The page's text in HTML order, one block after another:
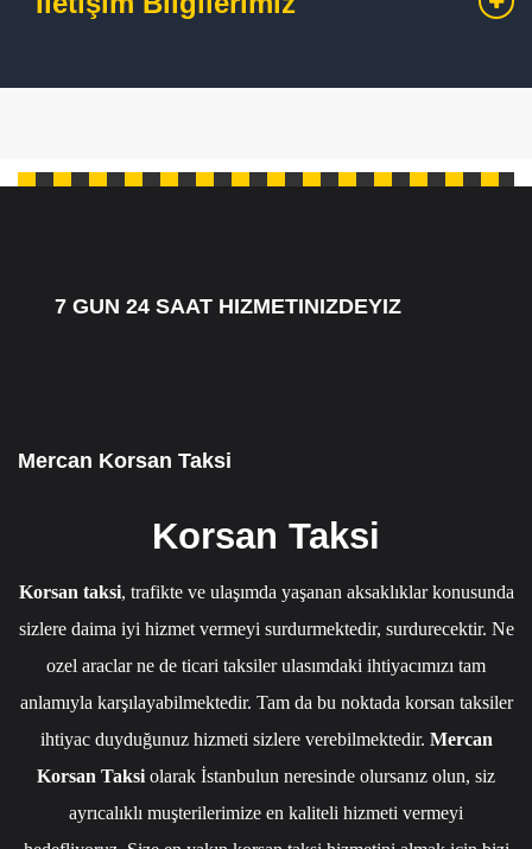
7 GUN 24 SAAT HIZMETINIZDEYIZ
Mercan Korsan Taksi
Korsan Taksi
Korsan taksi, trafikte ve ulaşımda yaşanan aksaklıklar konusunda
sizlere daima iyi hizmet vermeyi surdurmektedir, surdurecektir. Ne
ozel araclar ne de ticari taksiler ulasımdaki ihtiyacımızı tam
anlamıyla karşılayabilmektedir. Tam da bu noktada korsan taksiler
ihtiyac duyduğunuz hizmeti sizlere verebilmektedir. Mercan
Korsan Taksi olarak İstanbulun neresinde olursanız olun, siz
ayrıcalıklı muşterilerimize en kaliteli hizmeti vermeyi